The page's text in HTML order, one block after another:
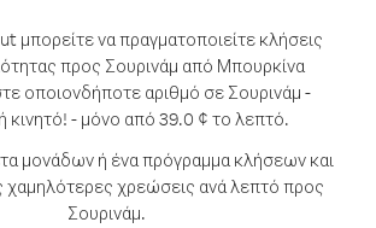
μπορείτε να πραγματοποιείτε κλήσεις
προς Σουρινάμ από Μπουρκίνα
οποιονδήποτε αριθμό σε Σουρινάμ -
κινητό! - μόνο από 39.0 ¢ το λεπτό.
μονάδων ή ένα πρόγραμμα κλήσεων και
χαμηλότερες χρεώσεις ανά λεπτό προς
Σουρινάμ.